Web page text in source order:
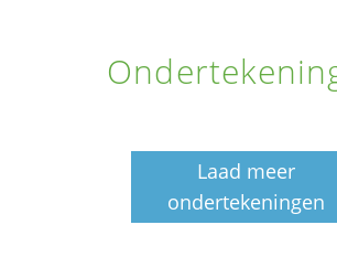
Laad meer
ondertekeningen